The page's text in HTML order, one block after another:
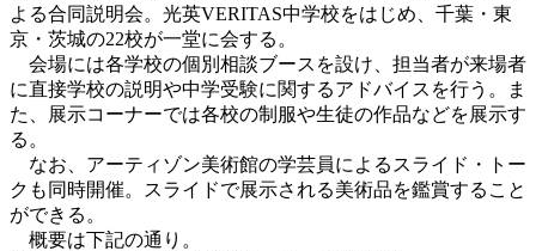
よる合同説明会。光英VERITAS中学校をはじめ、千葉・東
京・茨城の22校が一堂に会する。
会場には各学校の個別相談ブースを設け、担当者が来場者
に直接学校の説明や中学受験に関するアドバイスを行う。ま
た、展示コーナーでは各校の制服や生徒の作品などを展示す
る。
なお、アーティゾン美術館の学芸員によるスライド・トー
クも同時開催。スライドで展示される美術品を鑑賞すること
ができる。
概要は下記の通り。